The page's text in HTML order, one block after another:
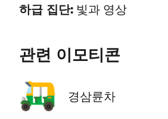
하급 집단:빛과 영상
관련 이모티콘
🛺 경삼륜차